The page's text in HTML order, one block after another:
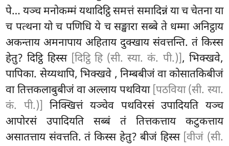
पे… यञ्च मनोकम्मं यथादिट्ठि समत्तं समादिन्नं या च चेतना या
च पत्थना यो च पणिधि ये च सङ्खारा सब्बे ते धम्मा अनिट्ठाय
अकन्ताय अमनापाय अहिताय दुक्खाय संवत्तन्ति. तं किस्स
हेतु? दिट्ठि हिस्स [दिट्ठि हि (सी. स्या. कं. पी.)], भिक्खवे,
पापिका. सेय्यथापि, भिक्खवे , निम्बबीजं वा कोसातकिबीजं
वा तित्तकलाबुबीजं वा अल्लाय पथविया [पठविया (सी. स्या.
कं. पी.)] निक्खित्तं यञ्चेव पथविरसं उपादियति यञ्च
आपोरसं उपादियति सब्बं तं तित्तकत्ताय कटुकत्ताय
असातत्ताय संवत्तति. तं किस्स हेतु? बीजं हिस्स [वीजं (सी.